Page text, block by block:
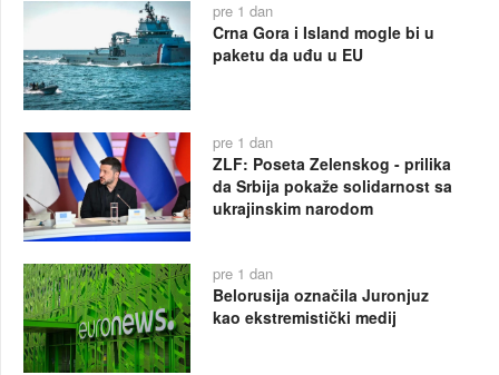
pre 1 dan
Crna Gora i Island mogle bi u
paketu da uđu u EU
pre 1 dan
ZLF: Poseta Zelenskog - prilika
da Srbija pokaže solidarnost sa
ukrajinskim narodom
pre 1 dan
Belorusija označila Juronjuz
kao ekstremistički medij